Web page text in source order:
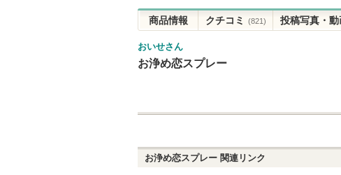
商品情報 クチコミ (821) 投稿写真・動
おいせさん
お浄め恋スプレー
お浄め恋スプレー 関連リンク